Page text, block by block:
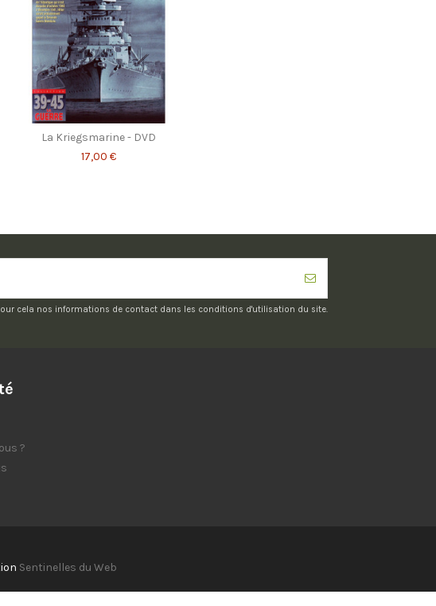
La Kriegsmarine - DVD
17,00 €
cela nos informations de contact dans les conditions d'utilisation du site.
?
Sentinelles du Web